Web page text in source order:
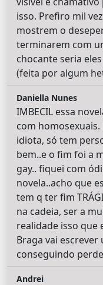
isso. Prefiro mil
mostrem o
terminarem com
chocante seria
(feita por algum
Daniella Nunes
IMBECIL essa
com
idiota, só tem
bem..e o fim foi a
gay.. fiquei com
novela..acho que
tem q ter fim
na cadeia, ser a
realidade isso que
Braga vai
conseguindo
Andrei